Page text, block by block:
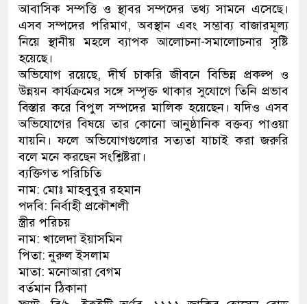
আবাসিক সম্পত্তি ও স্থাবর সম্পদের তথ্য সামনে এসেছে।
এসব সম্পদের পরিমাণ, অবস্থান এবং সম্ভাব্য বাজারমূল্য
নিয়ে স্থানীয় মহলে ব্যাপক আলোচনা-সমালোচনার সৃষ্টি
হয়েছে।
অভিযোগ রয়েছে, দীর্ঘ চাকরি জীবনে বিভিন্ন প্রকল্প ও
উন্নয়ন কার্যক্রমের সঙ্গে সম্পৃক্ত থাকার সুযোগে তিনি প্রভাব
বিস্তার করে বিপুল সম্পদের মালিক হয়েছেন। যদিও এসব
অভিযোগের বিষয়ে তার কোনো আনুষ্ঠানিক বক্তব্য পাওয়া
যায়নি। ফলে অভিযোগগুলোর সত্যতা যাচাই করা জরুরি
বলে মনে করছেন সংশ্লিষ্টরা।
ব্যক্তিগত পরিচিতি
নাম: মোঃ মাহবুবুর রহমান
পদবি: নির্বাহী প্রকৌশলী
স্ত্রীর পরিচয়
নাম: খালেদা ইয়াসমিন
পিতা: নুরুল ইসলাম
মাতা: মনোআরা বেগম
বর্তমান ঠিকানা